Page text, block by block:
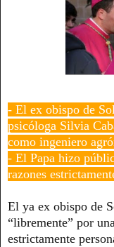
- El ex obispo de
psicóloga Silvia
como ingeniero
- El Papa hizo
razones
El ya ex obispo de
“libremente” por
estrictamente